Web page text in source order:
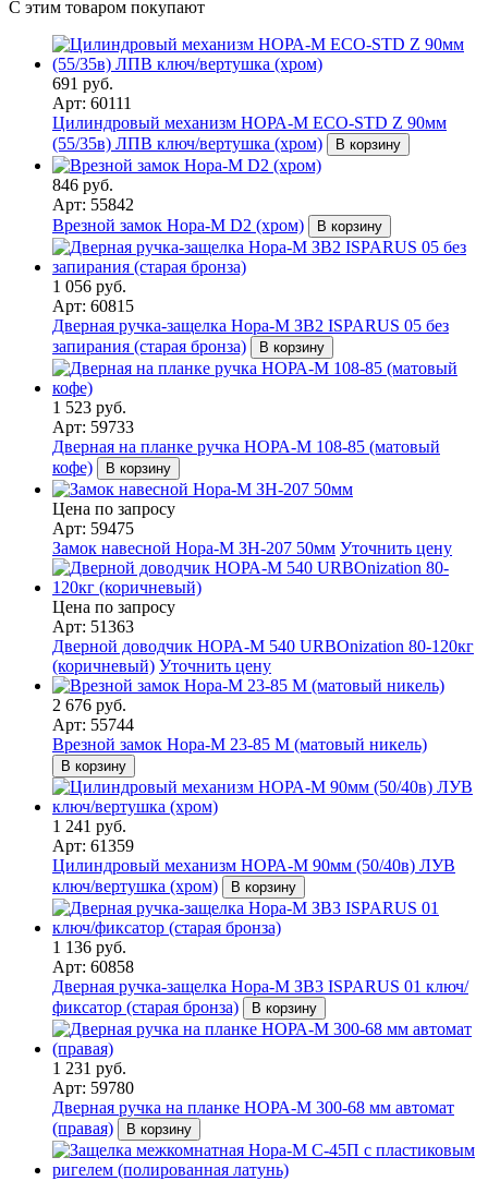
С этим товаром покупают
691 руб.
Арт: 60111
Цилиндровый механизм НОРА-М ЕСО-STD Z 90мм
(55/35в) ЛПВ ключ/вертушка (хром)
В корзину
846 руб.
Арт: 55842
Врезной замок Нора-М D2 (хром)
В корзину
1 056 руб.
Арт: 60815
Дверная ручка-защелка Нора-М ЗВ2 ISPARUS 05 без
запирания (старая бронза)
В корзину
1 523 руб.
Арт: 59733
Дверная на планке ручка НОРА-М 108-85 (матовый
кофе)
В корзину
Цена по запросу
Арт: 59475
Замок навесной Нора-М ЗН-207 50мм Уточнить цену
Цена по запросу
Арт: 51363
Дверной доводчик НОРА-M 540 URBOnization 80-120кг
(коричневый) Уточнить цену
2 676 руб.
Арт: 55744
Врезной замок Нора-М 23-85 М (матовый никель)
В корзину
1 241 руб.
Арт: 61359
Цилиндровый механизм НОРА-М 90мм (50/40в) ЛУВ
ключ/вертушка (хром)
В корзину
1 136 руб.
Арт: 60858
Дверная ручка-защелка Нора-М ЗВ3 ISPARUS 01 ключ/
фиксатор (старая бронза)
В корзину
1 231 руб.
Арт: 59780
Дверная ручка на планке НОРА-М 300-68 мм автомат
(правая)
В корзину